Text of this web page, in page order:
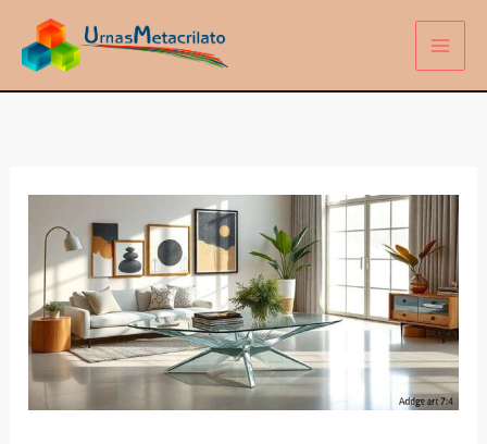
contenido